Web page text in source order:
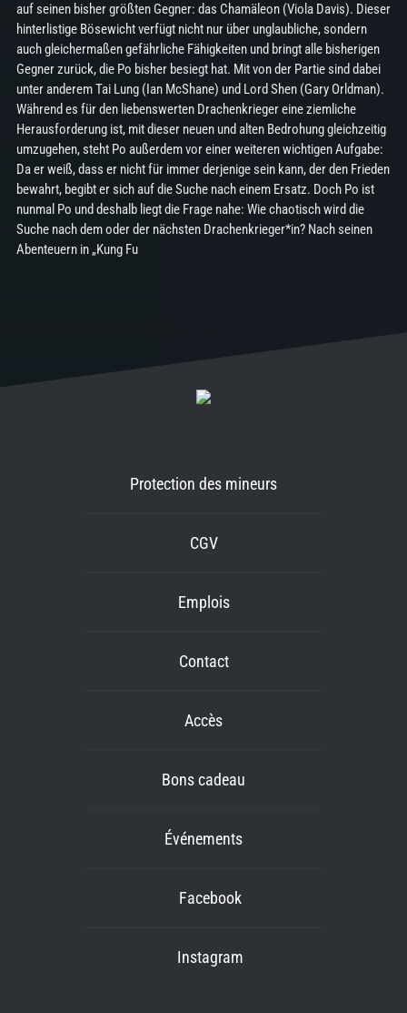
auf seinen bisher größten Gegner: das Chamäleon (Viola Davis). Dieser
hinterlistige Bösewicht verfügt nicht nur über unglaubliche, sondern
auch gleichermaßen gefährliche Fähigkeiten und bringt alle bisherigen
Gegner zurück, die Po bisher besiegt hat. Mit von der Partie sind dabei
unter anderem Tai Lung (Ian McShane) und Lord Shen (Gary Orldman).
Während es für den liebenswerten Drachenkrieger eine ziemliche
Herausforderung ist, mit dieser neuen und alten Bedrohung gleichzeitig
umzugehen, steht Po außerdem vor einer weiteren wichtigen Aufgabe:
Da er weiß, dass er nicht für immer derjenige sein kann, der den Frieden
bewahrt, begibt er sich auf die Suche nach einem Ersatz. Doch Po ist
nunmal Po und deshalb liegt die Frage nahe: Wie chaotisch wird die
Suche nach dem oder der nächsten Drachenkrieger*in? Nach seinen
Abenteuern in „Kung Fu
Protection des mineurs
CGV
Emplois
Contact
Accès
Bons cadeau
Événements
Facebook
Instagram